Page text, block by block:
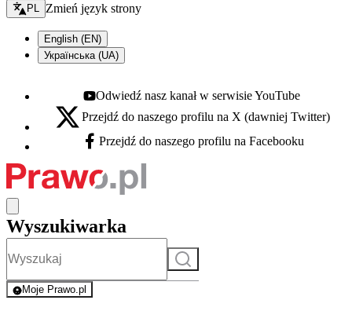
Zmień język - bieżący:
PL Zmień język strony
English (EN)
Українська (UA)
Youtube - otwiera się w nowej karcie
Odwiedź nasz kanał w serwisie YouTube
X - otwiera się w nowej karcie
Przejdź do naszego profilu na X (dawniej Twitter)
Facebook - otwiera się w nowej karcie
Przejdź do naszego profilu na Facebooku
Wyszukiwarka
Szukaj
Moje Prawo.pl
- rejestracja i logowanie do serwisu